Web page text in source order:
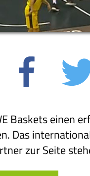
Baskets einen
Das
zur Seite